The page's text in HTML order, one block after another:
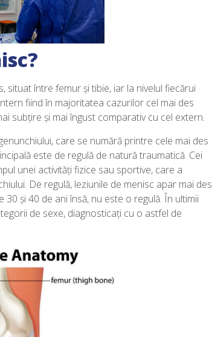
între femur și tibie, iar la nivelul fiecărui
fiind în majoritatea cazurilor cel mai des
subțire și mai îngust comparativ cu cel extern.
care se numără printre cele mai des
este de regulă de natură traumatică. Cei
unei activități fizice sau sportive, care a
De regulă, leziunile de menisc apar mai des
și 40 de ani însă, nu este o regulă. În ultimii
de sexe, diagnosticați cu o astfel de